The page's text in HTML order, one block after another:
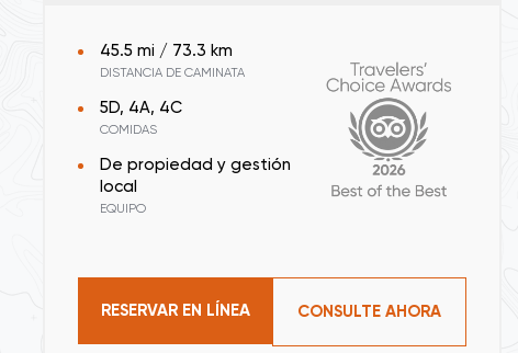
45.5 mi / 73.3 km
DISTANCIA DE CAMINATA
5D, 4A, 4C
COMIDAS
De propiedad y gestión
local
EQUIPO
RESERVAR EN LÍNEA CONSULTE AHORA